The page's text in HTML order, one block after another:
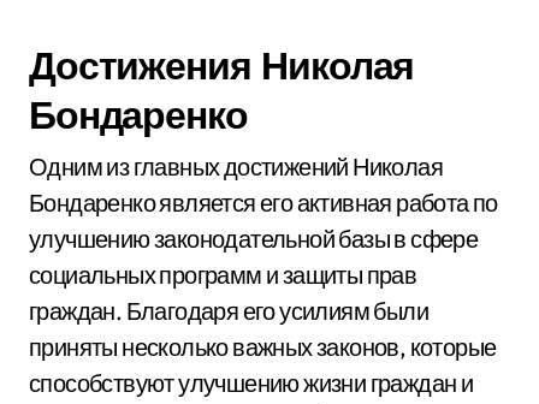
Достижения Николая
Бондаренко
Одним из главных достижений Николая
Бондаренко является его активная работа по
улучшению законодательной базы в сфере
социальных программ и защиты прав
граждан. Благодаря его усилиям были
приняты несколько важных законов, которые
способствуют улучшению жизни граждан и